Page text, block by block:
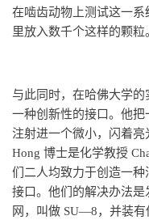
在啮齿动物上测试这一
里放入数千个这样的颗粒
与此同时，在哈佛大学的
一种创新性的接口。他
注射进一个微小，闪着亮
Hong 博士是化学教授
们二人均致力于创造一
接口。他们的解决办法
网，叫做 SU—8，并装有